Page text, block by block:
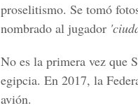
proselitismo. Se tomó
nombrado al jugador
No es la primera vez que
egipcia. En 2017, la
avión.